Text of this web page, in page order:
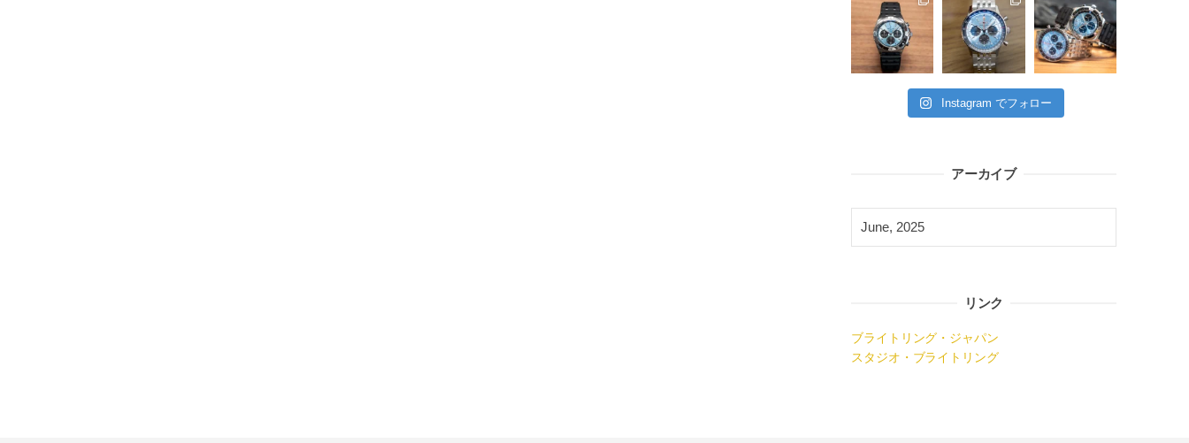
Instagram でフォロー
アーカイブ
リンク
ブライトリング・ジャパン
スタジオ・ブライトリング